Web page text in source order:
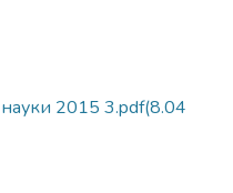
2015 3.pdf(8.04